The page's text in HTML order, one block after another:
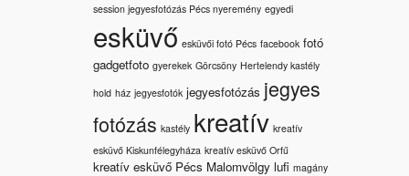
session jegyesfotózás Pécs nyeremény egyedi
esküvő esküvői fotó Pécs facebook fotó
gadgetfoto gyerekek Görcsöny Hertelendy kastély
hold ház jegyesfotók jegyesfotózás jegyes
fotózás kastély kreatív kreatív
esküvő Kiskunfélegyháza kreatív esküvő Orfű
kreatív esküvő Pécs Malomvölgy lufi magány